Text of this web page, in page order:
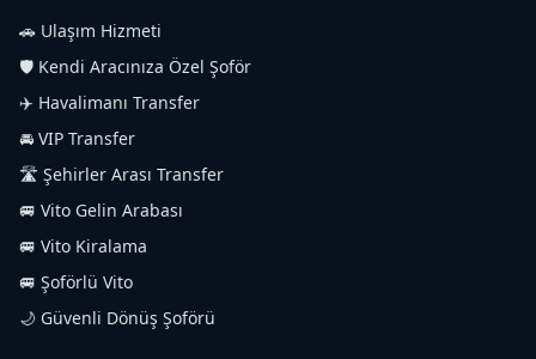
🚗 Ulaşım Hizmeti
🛡️ Kendi Aracınıza Özel Şoför
✈️ Havalimanı Transfer
🚘 VIP Transfer
🛣️ Şehirler Arası Transfer
🚐 Vito Gelin Arabası
🚐 Vito Kiralama
🚐 Şoförlü Vito
🌙 Güvenli Dönüş Şoförü